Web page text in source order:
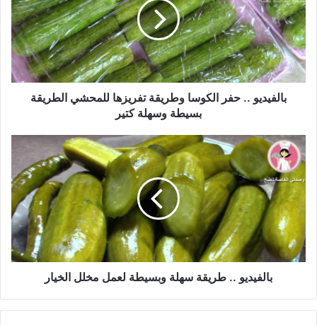
الكوسا
وطريقة
تفريزها
للمحشي
الطريقة
بسيطة
وسهلةبالفيديو .. حفر الكوسا وطريقة تفريزها للمحشي الطريقة
بسيطة وسهلة كتير
بالفيديو
..
طريقة
سهلة
وبسيطة
لعمل
مخلل
الخيار
بالفيديو .. طريقة سهلة وبسيطة لعمل مخلل الخيار